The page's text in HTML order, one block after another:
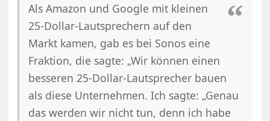
Als Amazon und Google mit kleinen
25-Dollar-Lautsprechern auf den
Markt kamen, gab es bei Sonos eine
Fraktion, die sagte: „Wir können einen
besseren 25-Dollar-Lautsprecher bauen
als diese Unternehmen. Ich sagte: „Genau
das werden wir nicht tun, denn ich habe